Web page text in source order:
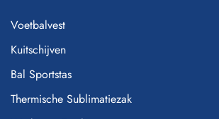
Voetbalvest
Kuitschijven
Bal Sportstas
Thermische Sublimatiezak